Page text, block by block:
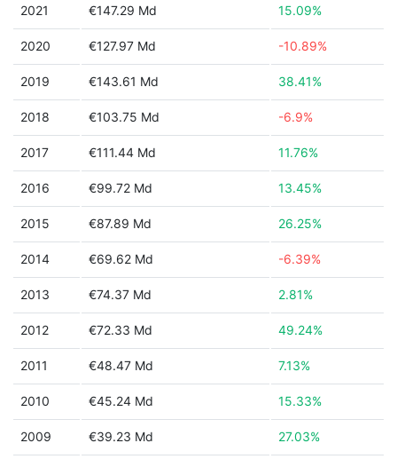
2021 €147.29 Md 15.09%
2020 €127.97 Md -10.89%
2019 €143.61 Md 38.41%
2018 €103.75 Md -6.9%
2017 €111.44 Md 11.76%
2016 €99.72 Md 13.45%
2015 €87.89 Md 26.25%
2014 €69.62 Md -6.39%
2013 €74.37 Md 2.81%
2012 €72.33 Md 49.24%
2011 €48.47 Md 7.13%
2010 €45.24 Md 15.33%
2009 €39.23 Md 27.03%